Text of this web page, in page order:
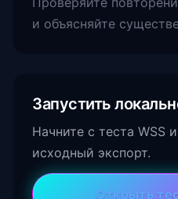
и объясняйте
Запустить
Начните с теста WSS
исходный экспорт.
Открыть